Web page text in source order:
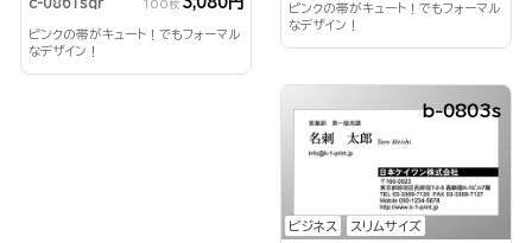
c-0861sqr 100枚
ピンクの帯がキュート！でもフォーマル
なデザイン！
ピンクの帯がキュート！でもフォーマル
なデザイン！
ビジネス スリムサイズ
b-0803s